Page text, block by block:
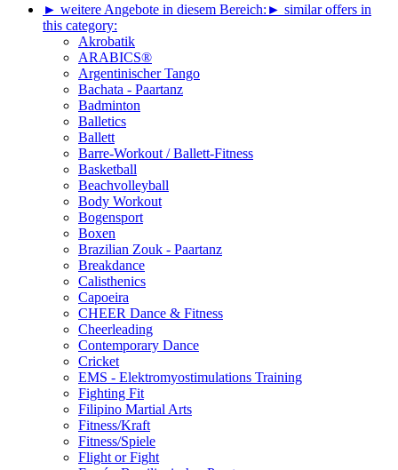
► weitere Angebote in diesem Bereich: ► similar offers in
this category:
Akrobatik
ARABICS®
Argentinischer Tango
Bachata - Paartanz
Badminton
Balletics
Ballett
Barre-Workout / Ballett-Fitness
Basketball
Beachvolleyball
Body Workout
Bogensport
Boxen
Brazilian Zouk - Paartanz
Breakdance
Calisthenics
Capoeira
CHEER Dance & Fitness
Cheerleading
Contemporary Dance
Cricket
EMS - Elektromyostimulations Training
Fighting Fit
Filipino Martial Arts
Fitness/Kraft
Fitness/Spiele
Flight or Fight